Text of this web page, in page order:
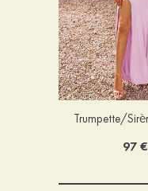
97 €